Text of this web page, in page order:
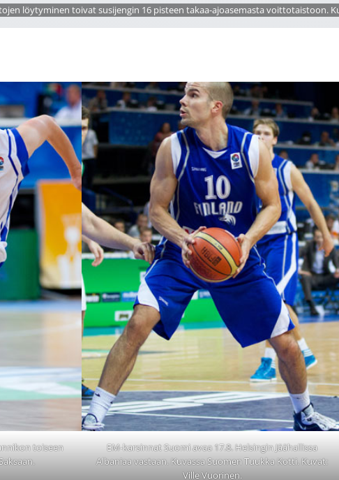
löytyminen toivat susijengin 16 pisteen takaa-ajoasemasta voittotaistoon.
toiseen
EM-karsinnat Suomi avaa 17.8. Helsingin Jäähallissa
Albaniaa vastaan. Kuvassa Suomen Tuukka Kotti. Kuvat:
Ville Vuorinen.